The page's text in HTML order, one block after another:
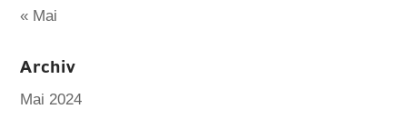
« Mai
Archiv
Mai 2024